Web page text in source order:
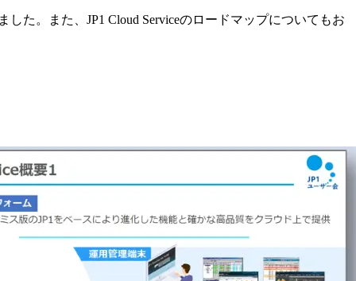
た。また、JP1 Cloud Serviceのロードマップについてもお